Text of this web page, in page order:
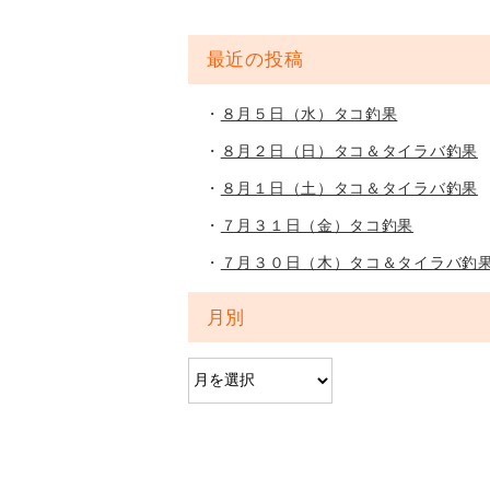
最近の投稿
８月５日（水）タコ釣果
８月２日（日）タコ＆タイラバ釣果
８月１日（土）タコ＆タイラバ釣果
７月３１日（金）タコ釣果
７月３０日（木）タコ＆タイラバ釣
月別